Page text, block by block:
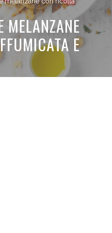
MELANZANE
E